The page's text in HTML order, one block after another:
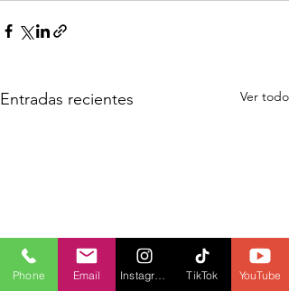
Entradas recientes Ver todo
Phone Email TikTok YouTube